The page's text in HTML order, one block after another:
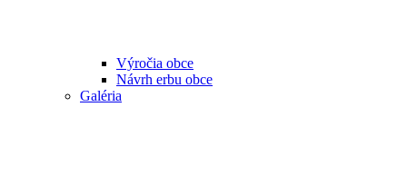
Výročia obce
Návrh erbu obce
Galéria